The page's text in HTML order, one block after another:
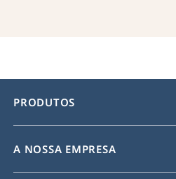
PRODUTOS
A NOSSA EMPRESA